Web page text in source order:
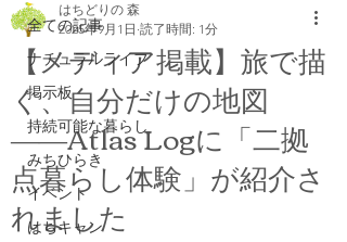
全ての記事
ナチュラルライフ
掲示板
持続可能な暮らし
みちひらき
イベント
はちキャン
【メディア掲載】旅で描
く、自分だけの地図
――Atlas Logに「二拠
点暮らし体験」が紹介さ
れました
はちどりの 森
2025年9月1日 読了時間: 1分